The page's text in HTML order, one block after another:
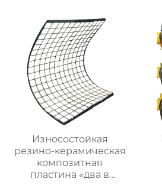
Износостойкая
резино-керамическая
композитная
пластина «два в